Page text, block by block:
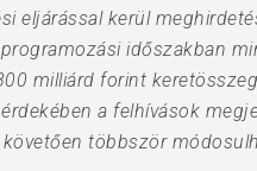
eljárással kerül
időszakban
milliárd forint
a felhívások
többször